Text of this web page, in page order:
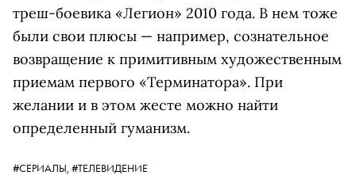
треш-боевика «Легион» 2010 года. В нем тоже
были свои плюсы — например, сознательное
возвращение к примитивным художественным
приемам первого «Терминатора». При
желании и в этом жесте можно найти
определенный гуманизм.
#СЕРИАЛЫ, #ТЕЛЕВИДЕНИЕ